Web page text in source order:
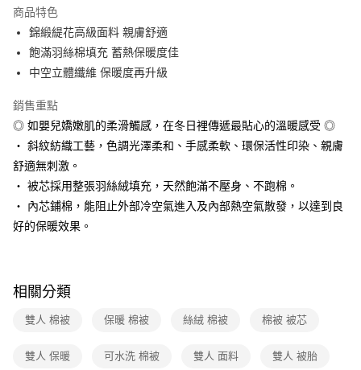
3 期 0 利率 每期 NT$506
合作金庫商業銀行
華南商業銀行
國泰世華商業銀行
臺灣中小企業銀行
台中商業銀行
匯豐（台灣）商業銀行
華泰商業銀行
聯邦商業銀行
遠東國際商業銀行
元大商業銀行
玉山商業銀行
星展（台灣）商業銀行
台新國際商業銀行
中國信託商業銀行
台灣樂天信用卡公司
6 期 0 利率 每期NT$253
合作金庫商業銀行
上海商業儲蓄銀行
國泰世華商業銀行
兆豐國際商業銀行
臺灣中小企業銀行
台中商業銀行
匯豐（台灣）商業銀行
聯邦商業銀行
元大商業銀行
永豐商業銀行
玉山商業銀行
星展（台灣）商業銀行
台新國際商業銀行
12 期 0 利率 每期NT$126
華南商業銀行
上海商業儲蓄銀行
台北富邦商業銀行
國泰世華商業銀行
兆豐國際商業銀行
臺灣中小企業銀行
匯豐（台灣）商業銀行
華泰商業銀行
聯邦商業銀行
遠東國際商業銀行
元大商業銀行
永豐商業銀行
玉山商業銀行
數位禮券
LINE Pay
Apple Pay
街口支付
悠遊付
運送方式
廠商自送宅配免運
商品特色
錦緞緹花高級面料 親膚舒適
飽滿羽絲棉填充 蓄熱保暖度佳
中空立體纖維 保暖度再升級
銷售重點
◎ 如嬰兒嬌嫩肌的柔滑觸感，在冬日裡傳遞最貼心的溫暖感受 ◎
‧ 斜紋紡織工藝，色調光澤柔和、手感柔軟、環保活性印染、親膚
舒適無刺激。
‧ 被芯採用整張羽絲絨填充，天然飽滿不壓身、不跑棉。
‧ 內芯鋪棉，能阻止外部冷空氣進入及內部熱空氣散發，以達到良
好的保暖效果。
相關分類
雙人 棉被 保暖 棉被 絲絨 棉被 棉被 被芯
雙人 保暖 可水洗 棉被 雙人 面料 雙人 被胎